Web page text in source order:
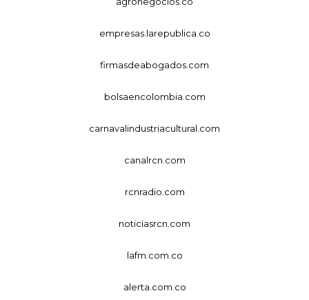
empresas.larepublica.co
firmasdeabogados.com
bolsaencolombia.com
carnavalindustriacultural.com
canalrcn.com
rcnradio.com
noticiasrcn.com
lafm.com.co
alerta.com.co